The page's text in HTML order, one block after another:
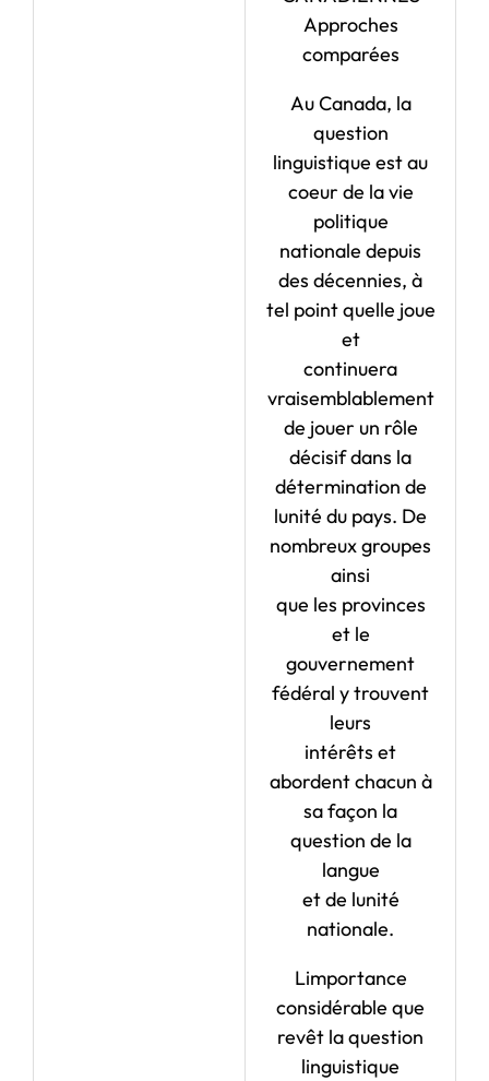
Approches
comparées
Au Canada, la
question
linguistique est au
coeur de la vie
politique
nationale depuis
des décennies, à
tel point quelle joue
et
continuera
vraisemblablement
de jouer un rôle
décisif dans la
détermination de
lunité du pays. De
nombreux groupes
ainsi
que les provinces
et le
gouvernement
fédéral y trouvent
leurs
intérêts et
abordent chacun à
sa façon la
question de la
langue
et de lunité
nationale.
Limportance
considérable que
revêt la question
linguistique